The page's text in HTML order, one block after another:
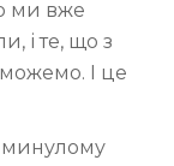
ми вже
і те, що з
І це
минулому